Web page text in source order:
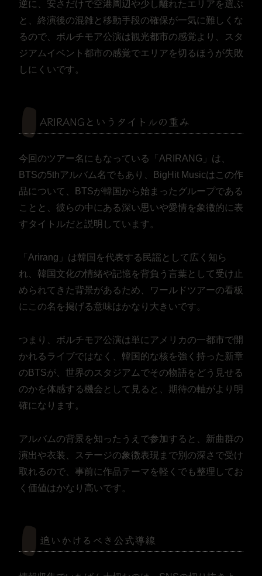
逆に、安さだけで空港周辺や少し離れたエリアを選ぶ
と、終演後の混雑と移動手段の確保が一気に難しくな
るので、ボルチモア公演は観光都市の感覚より、スタ
ジアムイベント都市の感覚でエリアを切るほうが失敗
しにくいです。
ARIRANGというタイトルの重み
今回のツアー名にもなっている「ARIRANG」は、
BTSの5thアルバム名でもあり、BigHit Musicはこの作
品について、BTSが韓国から始まったグループである
ことと、彼らの中にある深い思いや愛情を象徴的に表
すタイトルだと説明しています。
「Arirang」は韓国を代表する民謡として広く知ら
れ、韓国文化の情緒や記憶を背負う言葉として受け止
められてきた背景があるため、ワールドツアーの看板
にこの名を掲げる意味はかなり大きいです。
つまり、ボルチモア公演は単にアメリカの一都市で開
かれるライブではなく、韓国的な核を強く持った新章
のBTSが、世界のスタジアムでその物語をどう見せる
のかを体感する機会として見ると、期待の軸がより明
確になります。
アルバムの背景を知ったうえで参加すると、新曲群の
演出や衣装、ステージの象徴表現まで別の深さで受け
取れるので、事前に作品テーマを軽くでも整理してお
く価値はかなり高いです。
追いかけるべき公式導線